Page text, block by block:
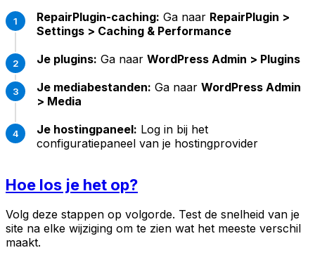
RepairPlugin-caching: Ga naar RepairPlugin >
Settings > Caching & Performance
Je plugins: Ga naar WordPress Admin > Plugins
Je mediabestanden: Ga naar WordPress Admin
> Media
Je hostingpaneel: Log in bij het
configuratiepaneel van je hostingprovider
Hoe los je het op?
Volg deze stappen op volgorde. Test de snelheid van je
site na elke wijziging om te zien wat het meeste verschil
maakt.